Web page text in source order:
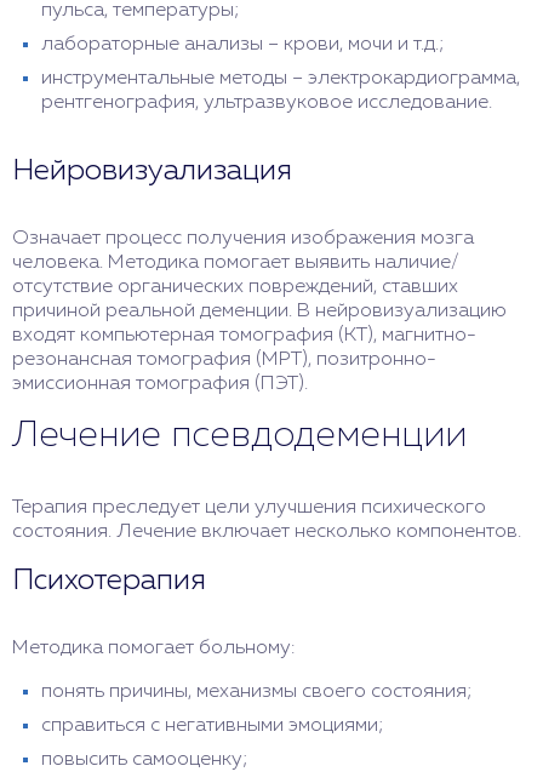
пульса, температуры;
лабораторные анализы – крови, мочи и т.д.;
инструментальные методы – электрокардиограмма,
рентгенография, ультразвуковое исследование.
Нейровизуализация
Означает процесс получения изображения мозга
человека. Методика помогает выявить наличие/
отсутствие органических повреждений, ставших
причиной реальной деменции. В нейровизуализацию
входят компьютерная томография (КТ), магнитно-
резонансная томография (МРТ), позитронно-
эмиссионная томография (ПЭТ).
Лечение псевдодеменции
Терапия преследует цели улучшения психического
состояния. Лечение включает несколько компонентов.
Психотерапия
Методика помогает больному:
понять причины, механизмы своего состояния;
справиться с негативными эмоциями;
повысить самооценку;